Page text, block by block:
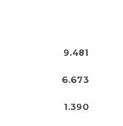
9.481
6.673
1.390